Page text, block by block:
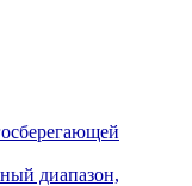
диапазон,